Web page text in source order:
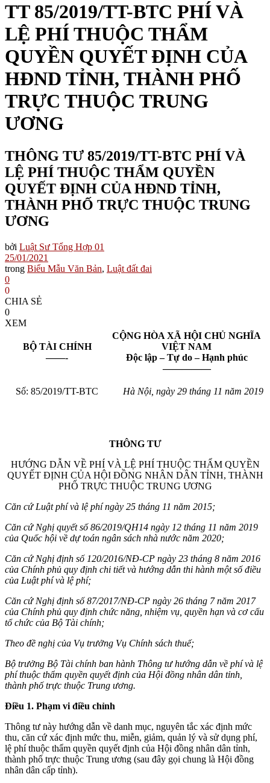
TT 85/2019/TT-BTC PHÍ VÀ
LỆ PHÍ THUỘC THẨM
QUYỀN QUYẾT ĐỊNH CỦA
HĐND TỈNH, THÀNH PHỐ
TRỰC THUỘC TRUNG
ƯƠNG
THÔNG TƯ 85/2019/TT-BTC PHÍ VÀ
LỆ PHÍ THUỘC THẨM QUYỀN
QUYẾT ĐỊNH CỦA HĐND TỈNH,
THÀNH PHỐ TRỰC THUỘC TRUNG
ƯƠNG
bởi Luật Sư Tổng Hợp 01
25/01/2021
trong Biểu Mẫu Văn Bản, Luật đất đai
0
0
CHIA SẺ
0
XEM
BỘ TÀI CHÍNH
——-
CỘNG HÒA XÃ HỘI CHỦ NGHĨA
VIỆT NAM
Độc lập – Tự do – Hạnh phúc
—————
Số: 85/2019/TT-BTC Hà Nội, ngày 29 tháng 11 năm 2019
THÔNG TƯ
HƯỚNG DẪN VỀ PHÍ VÀ LỆ PHÍ THUỘC THẨM QUYỀN
QUYẾT ĐỊNH CỦA HỘI ĐỒNG NHÂN DÂN TỈNH, THÀNH
PHỐ TRỰC THUỘC TRUNG ƯƠNG
Căn cứ Luật phívà lệ phí ngày 25 tháng 11 năm 2015;
Căn cứ Nghị quyết số 86/2019/QH14 ngày 12 tháng 11 năm 2019
của Quốc hội về dự toán ngân sách nhà nước năm 2020;
Căn cứ Nghị định số 120/2016/NĐ-CP ngày 23 tháng 8 năm 2016
của Chính phủ quy định chi tiết và hướng dẫn thi hành một số điều
của Luật phí và lệ phí;
Căn cứ Nghị định số87/2017/NĐ-CP ngày 26 tháng 7 năm 2017
của Chính phủ quy định chức năng, nhiệm vụ, quyền hạn và cơ cấu
tổ chức của Bộ Tài chính;
Theo đề nghị của Vụ trưởng Vụ Chính sách thuế;
Bộ trưởng Bộ Tài chính ban hành Thông tư hướng dẫn về phí và lệ
phí thuộc thẩm quyền quyết định của Hội đồng nhân dân tỉnh,
thành phố trực thuộc Trung ương.
Điều 1. Phạm vi điều chỉnh
Thông tư này hướng dẫn về danh mục, nguyên tắc xác định mức
thu, căn cứ xác định mức thu, miễn, giảm, quản lý và sử dụng phí,
lệ phí thuộc thẩm quyền quyết định của Hội đồng nhân dân tỉnh,
thành phố trực thuộc Trung ương (sau đây gọi chung là Hội đồng
nhân dân cấp tỉnh).